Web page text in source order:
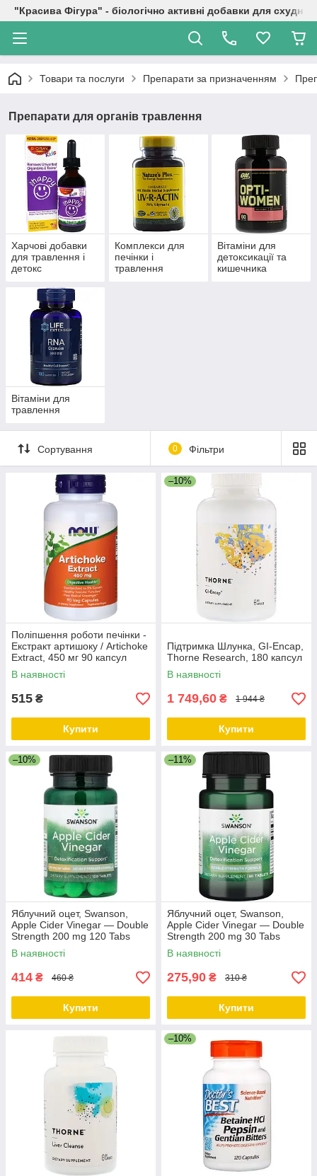
"Красива Фігура" - біологічно активні добавки для
Товари та послуги Препарати за призначенням
Препарати для органів травлення
Харчові добавки
для травлення і
детокс
Комплекси для
печінки і
травлення
Вітаміни для
детоксикації та
кишечника
Вітаміни для
травлення
Сортування 0 Фільтри
Поліпшення роботи печінки -
Екстракт артишоку / Artichoke
Extract, 450 мг 90 капсул
В наявності
515 ₴
Купити
–10%
Підтримка Шлунка, GI-Encap,
Thorne Research, 180 капсул
В наявності
1 749,60 ₴ 1 944 ₴
Купити
–10%
Яблучний оцет, Swanson,
Apple Cider Vinegar — Double
Strength 200 mg 120 Tabs
В наявності
414 ₴ 460 ₴
Купити
–11%
Яблучний оцет, Swanson,
Apple Cider Vinegar — Double
Strength 200 mg 30 Tabs
В наявності
275,90 ₴ 310 ₴
Купити
–10%